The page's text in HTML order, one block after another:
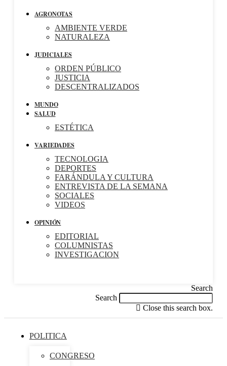
AGRONOTAS
AMBIENTE VERDE
NATURALEZA
JUDICIALES
ORDEN PÚBLICO
JUSTICIA
DESCENTRALIZADOS
MUNDO
SALUD
ESTÉTICA
VARIEDADES
TECNOLOGIA
DEPORTES
FARÁNDULA Y CULTURA
ENTREVISTA DE LA SEMANA
SOCIALES
VIDEOS
OPINIÓN
EDITORIAL
COLUMNISTAS
INVESTIGACION
Search
Search
Close this search box.
POLITICA
CONGRESO